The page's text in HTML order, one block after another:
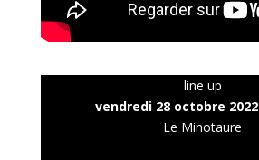
line up
vendredi 28 octobre 2022
Le Minotaure